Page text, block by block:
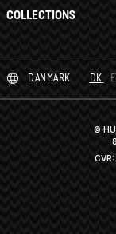
COLLECTIONS
DANMARK DK
©
CVR: